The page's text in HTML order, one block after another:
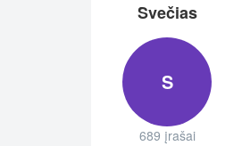
Svečias
S
689 įrašai